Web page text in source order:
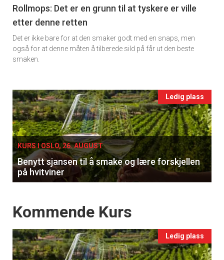
11
Ukens
vin
Rollmops: Det er en grunn til at tyskere er ville
etter denne retten
Det er ikke bare for at den smaker godt med en snaps, men
også for at denne måten å tilberede sild på får ut den beste
smaken.
Events
single
Ledig plass
KURS I OSLO, 26. AUGUST
Benytt sjansen til å smake og lære forskjellen
på hvitviner
Events
Kommende Kurs
Ledig plass